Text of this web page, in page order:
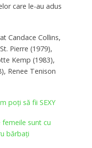
care le-au adus
Candace Collins,
Pierre (1979),
Kemp (1983),
Renee Tenison
poți să fii SEXY
femeile sunt cu
bărbaţi